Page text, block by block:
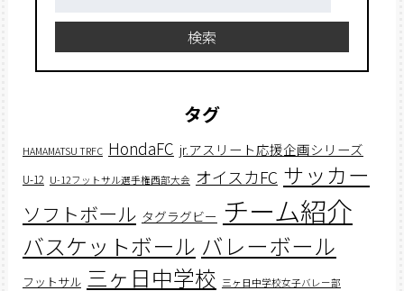
検索
タグ
HAMAMATSU TRFC HondaFC jr.アスリート応援企画シリーズ
U-12 U-12フットサル選手権西部大会 オイスカFC サッカー
ソフトボール タグラグビー チーム紹介
バスケットボール バレーボール
フットサル 三ヶ日中学校 三ヶ日中学校女子バレー部